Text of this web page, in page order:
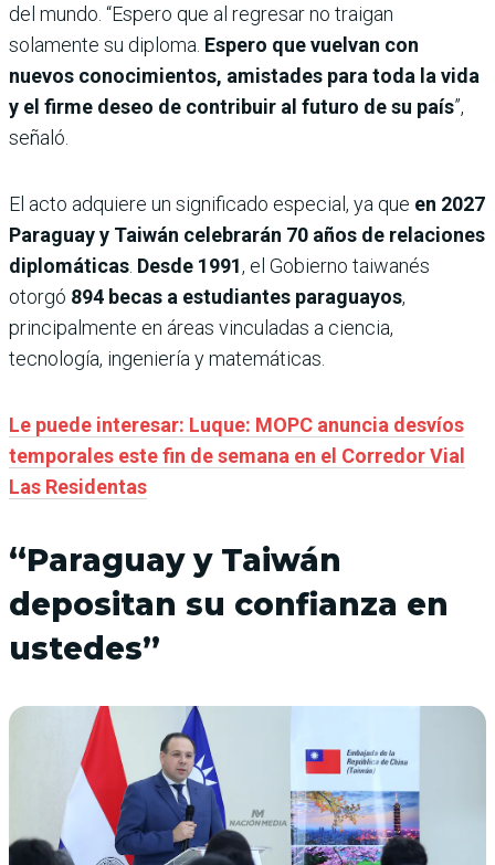
del mundo. “Espero que al regresar no traigan
solamente su diploma. Espero que vuelvan con
nuevos conocimientos, amistades para toda la vida
y el firme deseo de contribuir al futuro de su país”,
señaló.
El acto adquiere un significado especial, ya que en 2027
Paraguay y Taiwán celebrarán 70 años de relaciones
diplomáticas Desde 1991, el Gobierno taiwanés
otorgó 894 becas a estudiantes paraguayos,
principalmente en áreas vinculadas a ciencia,
tecnología, ingeniería y matemáticas.
Le puede interesar: Luque: MOPC anuncia desvíos
temporales este fin de semana en el Corredor Vial
Las Residentas
“Paraguay y Taiwán
depositan su confianza en
ustedes”